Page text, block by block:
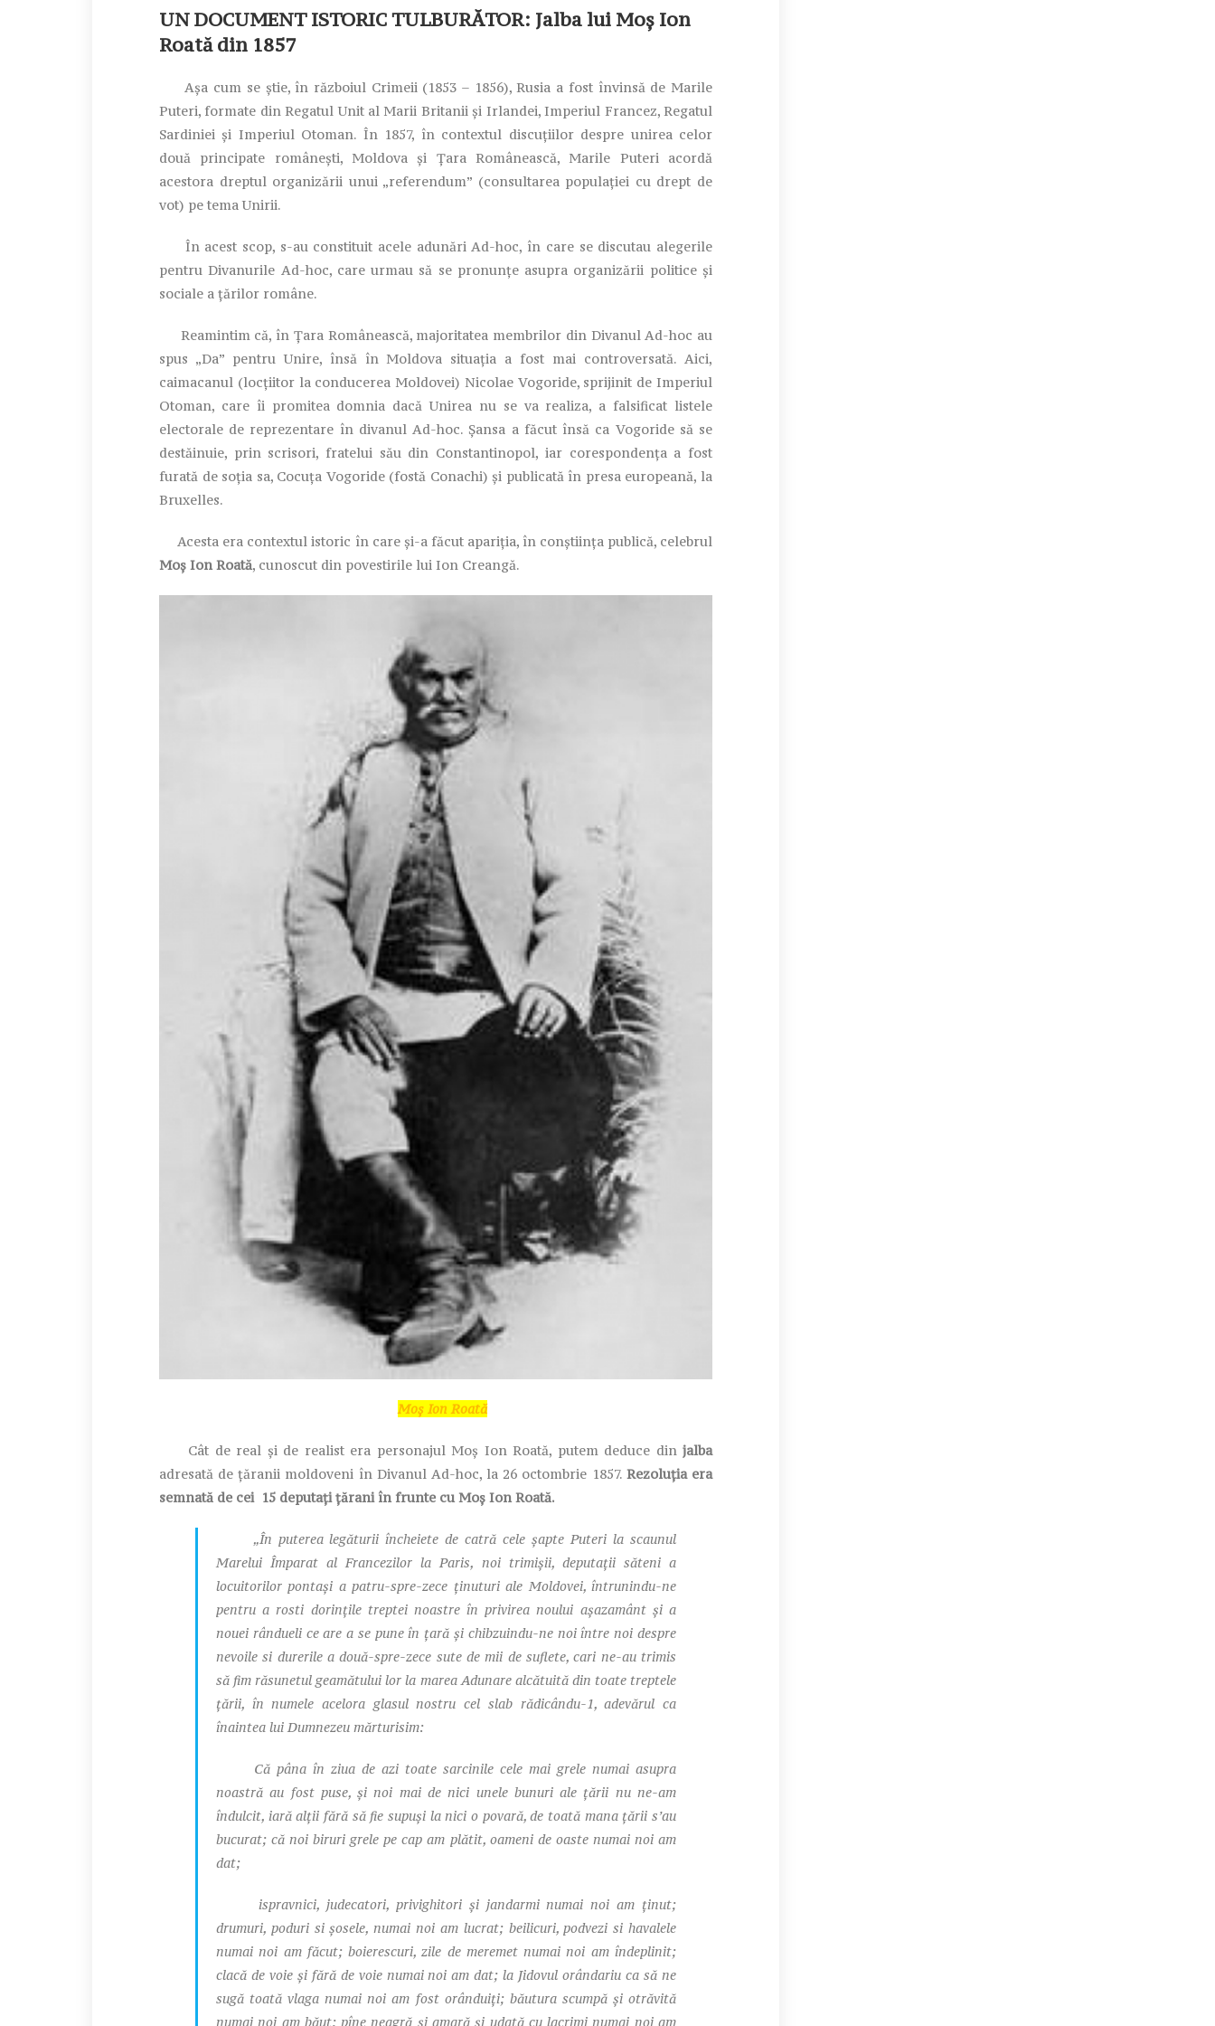
UN DOCUMENT ISTORIC TULBURĂTOR: Jalba lui Moș Ion
Roată din 1857
Așa cum se știe, în războiul Crimeii (1853 – 1856), Rusia a fost învinsă de Marile
Puteri, formate din Regatul Unit al Marii Britanii și Irlandei, Imperiul Francez, Regatul
Sardiniei și Imperiul Otoman. În 1857, în contextul discuțiilor despre unirea celor
două principate românești, Moldova și Țara Românească, Marile Puteri acordă
acestora dreptul organizării unui „referendum” (consultarea populației cu drept de
vot) pe tema Unirii.
În acest scop, s-au constituit acele adunări Ad-hoc, în care se discutau alegerile
pentru Divanurile Ad-hoc, care urmau să se pronunțe asupra organizării politice și
sociale a țărilor române.
Reamintim că, în Țara Românească, majoritatea membrilor din Divanul Ad-hoc au
spus „Da” pentru Unire, însă în Moldova situația a fost mai controversată. Aici,
caimacanul (locțiitor la conducerea Moldovei) Nicolae Vogoride, sprijinit de Imperiul
Otoman, care îi promitea domnia dacă Unirea nu se va realiza, a falsificat listele
electorale de reprezentare în divanul Ad-hoc. Șansa a făcut însă ca Vogoride să se
destăinuie, prin scrisori, fratelui său din Constantinopol, iar corespondența a fost
furată de soția sa, Cocuța Vogoride (fostă Conachi) și publicată în presa europeană, la
Bruxelles.
Acesta era contextul istoric în care și-a făcut apariția, în conștiința publică, celebrul
Moș Ion Roată, cunoscut din povestirile lui Ion Creangă.
Moș Ion Roată
Cât de real și de realist era personajul Moș Ion Roată, putem deduce din jalba
adresată de țăranii moldoveni în Divanul Ad-hoc, la 26 octombrie 1857. Rezoluția era
semnată de cei 15 deputați țărani în frunte cu Moș Ion Roată.
„În puterea legăturii încheiete de catră cele şapte Puteri la scaunul
Marelui Împarat al Francezilor la Paris, noi trimișii, deputații săteni a
locuitorilor pontaşi a patru-spre-zece ţinuturi ale Moldovei, întrunindu-ne
pentru a rosti dorinţile treptei noastre în privirea noului aşazamânt şi a
nouei rândueli ce are a se pune în ţară şi chibzuindu-ne noi între noi despre
nevoile si durerile a două-spre-zece sute de mii de suflete, cari ne-au trimis
să fim răsunetul geamătului lor la marea Adunare alcătuită din toate treptele
ţării, în numele acelora glasul nostru cel slab rădicându-1, adevărul ca
înaintea lui Dumnezeu mărturisim:
Că pâna în ziua de azi toate sarcinile cele mai grele numai asupra
noastră au fost puse, și noi mai de nici unele bunuri ale ţării nu ne-am
îndulcit, iară alţii fără să fie supuşi la nici o povară, de toată mana ţării s’au
bucurat; că noi biruri grele pe cap am plătit, oameni de oaste numai noi am
dat;
ispravnici, judecatori, privighitori şi jandarmi numai noi am ţinut;
drumuri, poduri si şosele, numai noi am lucrat; beilicuri, podvezi si havalele
numai noi am făcut; boierescuri, zile de meremet numai noi am îndeplinit;
clacă de voie și fără de voie numai noi am dat; la Jidovul orândariu ca să ne
sugă toată vlaga numai noi am fost orânduiţi; băutura scumpă şi otrăvită
numai noi am băut; pîne neagră şi amară şi udată cu lacrimi numai noi am